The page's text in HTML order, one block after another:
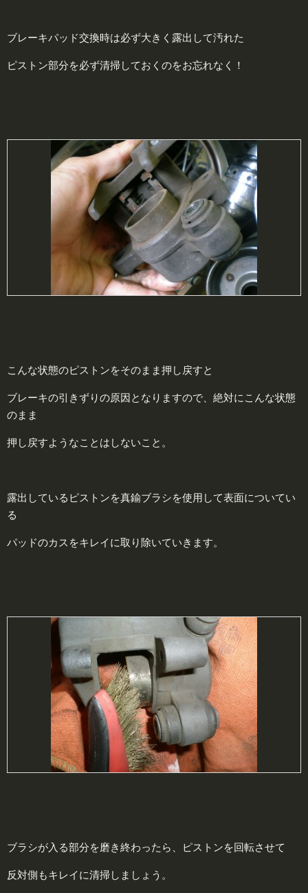
ブレーキパッド交換時は必ず大きく露出して汚れた
ピストン部分を必ず清掃しておくのをお忘れなく！
こんな状態のピストンをそのまま押し戻すと
ブレーキの引きずりの原因となりますので、絶対にこんな状態
のまま
押し戻すようなことはしないこと。
露出しているピストンを真鍮ブラシを使用して表面についてい
る
パッドのカスをキレイに取り除いていきます。
ブラシが入る部分を磨き終わったら、ピストンを回転させて
反対側もキレイに清掃しましょう。